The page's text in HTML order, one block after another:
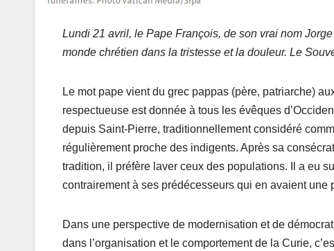
Lundi 21 avril, le Pape François, de son vrai nom
monde chrétien dans la tristesse et la douleur. Le
Le mot pape vient du grec pappas (père, patriarche)
respectueuse est donnée à tous les évêques
depuis Saint-Pierre, traditionnellement considéré
régulièrement proche des indigents. Après sa
tradition, il préfère laver ceux des populations. Il a eu
contrairement à ses prédécesseurs qui en avaient une
Dans une perspective de modernisation et de
dans l’organisation et le comportement de la Curie,